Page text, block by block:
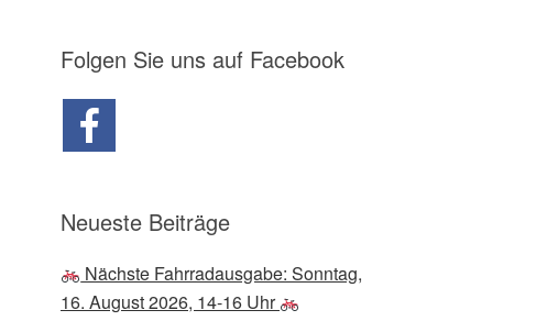
Folgen Sie uns auf Facebook
Neueste Beiträge
Nächste Fahrradausgabe: Sonntag,
16. August 2026, 14-16 Uhr